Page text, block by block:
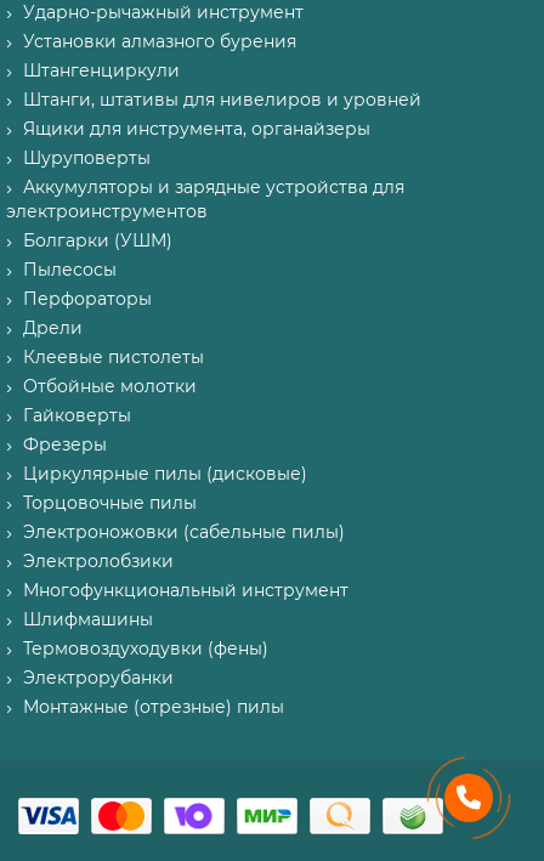
Ударно-рычажный инструмент
Установки алмазного бурения
Штангенциркули
Штанги, штативы для нивелиров и уровней
Ящики для инструмента, органайзеры
Шуруповерты
Аккумуляторы и зарядные устройства для
электроинструментов
Болгарки (УШМ)
Пылесосы
Перфораторы
Дрели
Клеевые пистолеты
Отбойные молотки
Гайковерты
Фрезеры
Циркулярные пилы (дисковые)
Торцовочные пилы
Электроножовки (сабельные пилы)
Электролобзики
Многофункциональный инструмент
Шлифмашины
Термовоздуходувки (фены)
Электрорубанки
Монтажные (отрезные) пилы